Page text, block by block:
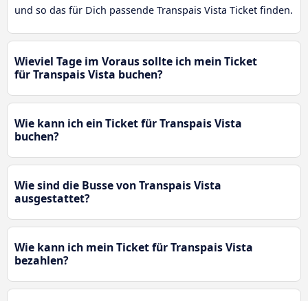
und so das für Dich passende Transpais Vista Ticket finden.
Wieviel Tage im Voraus sollte ich mein Ticket
für Transpais Vista buchen?
Wie kann ich ein Ticket für Transpais Vista
buchen?
Wie sind die Busse von Transpais Vista
ausgestattet?
Wie kann ich mein Ticket für Transpais Vista
bezahlen?